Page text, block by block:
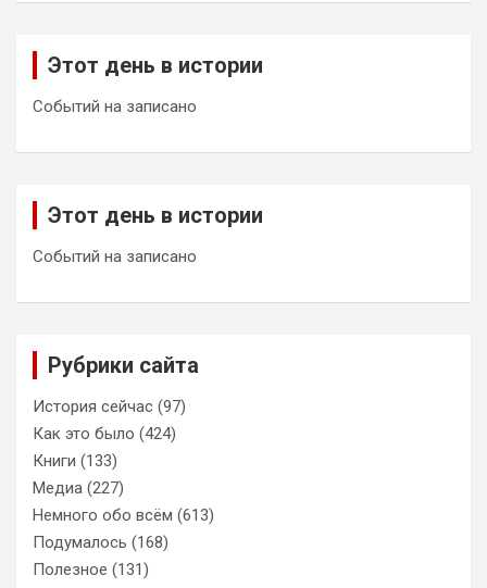
Этот день в истории
Событий на записано
Этот день в истории
Событий на записано
Рубрики сайта
История сейчас (97)
Как это было (424)
Книги (133)
Медиа (227)
Немного обо всём (613)
Подумалось (168)
Полезное (131)